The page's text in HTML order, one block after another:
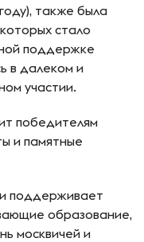
также была
стало
поддержке
в далеком и
участии.
победителям
и памятные
поддерживает
образование,
москвичей и